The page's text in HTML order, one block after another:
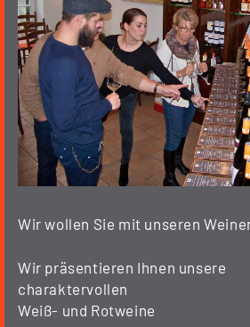
Wir wollen Sie mit unseren
Wir präsentieren Ihnen unsere
charaktervollen
Weiß- und Rotweine